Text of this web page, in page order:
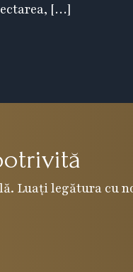
[…]
Luați legătura cu